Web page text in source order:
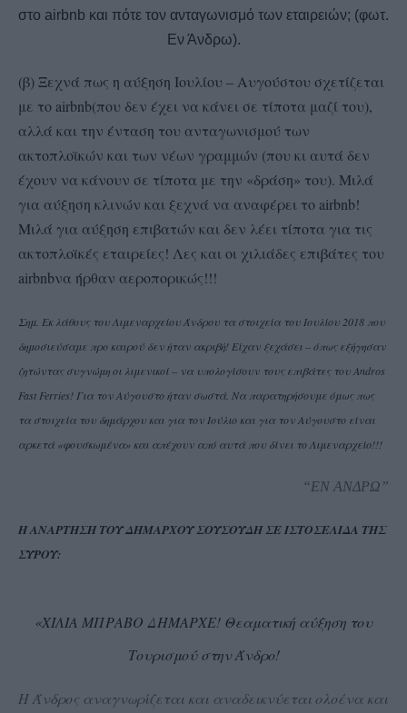
στο airbnb και πότε τον ανταγωνισμό των εταιρειών; (φωτ.
Εν Άνδρω).
(β) Ξεχνά πως η αύξηση Ιουλίου – Αυγούστου σχετίζεται
με το airbnb(που δεν έχει να κάνει σε τίποτα μαζί του),
αλλά και την ένταση του ανταγωνισμού των
ακτοπλοϊκών και των νέων γραμμών (που κι αυτά δεν
έχουν να κάνουν σε τίποτα με την «δράση» του). Μιλά
για αύξηση κλινών και ξεχνά να αναφέρει το airbnb!
Μιλά για αύξηση επιβατών και δεν λέει τίποτα για τις
ακτοπλοϊκές εταιρείες! Λες και οι χιλιάδες επιβάτες του
airbnbνα ήρθαν αεροπορικώς!!!
Σημ. Εκ λάθους του Λιμεναρχείου Άνδρου τα στοιχεία του Ιουλίου 2018 που
δημοσιεύσαμε προ καιρού δεν ήταν ακριβή! Είχαν ξεχάσει – όπως εξήγησαν
ζητώντας συγνώμη οι λιμενικοί – να υπολογίσουν τους επιβάτες τουAndros
Fast Ferries! Για τον Αύγουστο ήταν σωστά. Να παρατηρήσουμε όμως πως
τα στοιχεία του δημάρχου και για τον Ιούλιο και για τον Αύγουστο είναι
αρκετά «φουσκωμένα» και απέχουν από αυτά που δίνει το Λιμεναρχείο!!!
“ΕΝ ΑΝΔΡΩ”
Η ΑΝΑΡΤΗΣΗ ΤΟΥ ΔΗΜΑΡΧΟΥ ΣΟΥΣΟΥΔΗ ΣΕ ΙΣΤΟΣΕΛΙΔΑ ΤΗΣ
ΣΥΡΟΥ:
«ΧΙΛΙΑ ΜΠΡΑΒΟ ΔΗΜΑΡΧΕ! Θεαματική αύξηση του
Τουρισμού στην Άνδρο!
Η Άνδρος αναγνωρίζεται και αναδεικνύεται ολοένα και